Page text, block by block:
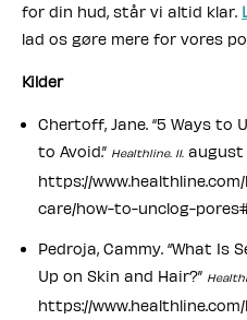
for din hud, står vi altid klar.
lad os gøre mere for vores
Kilder
Chertoff, Jane. “5 Ways to
to Avoid.” Healthline. 11. august
https://
care/how-to-unclog-
Pedroja, Cammy. “What Is
Up on Skin and Hair?”
https://